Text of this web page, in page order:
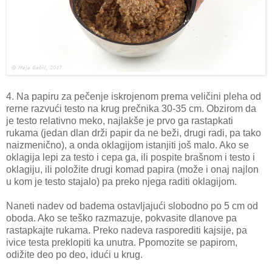
4. Na papiru za pečenje iskrojenom prema veličini pleha od
rerne razvući testo na krug prečnika 30-35 cm. Obzirom da
je testo relativno meko, najlakše je prvo ga rastapkati
rukama (jedan dlan drži papir da ne beži, drugi radi, pa tako
naizmenično), a onda oklagijom istanjiti još malo. Ako se
oklagija lepi za testo i cepa ga, ili pospite brašnom i testo i
oklagiju, ili položite drugi komad papira (može i onaj najlon
u kom je testo stajalo) pa preko njega raditi oklagijom.
Naneti nadev od badema ostavljajući slobodno po 5 cm od
oboda. Ako se teško razmazuje, pokvasite dlanove pa
rastapkajte rukama. Preko nadeva rasporediti kajsije, pa
ivice testa preklopiti ka unutra. Ppomozite se papirom,
odižite deo po deo, idući u krug.